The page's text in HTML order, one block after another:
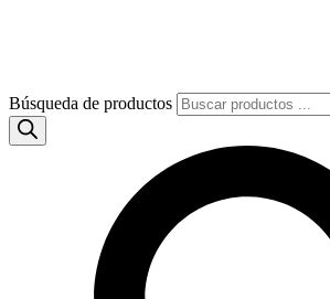
Búsqueda de productos